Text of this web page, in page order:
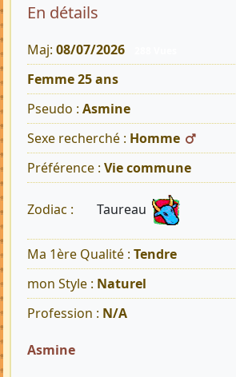
En détails
Maj: 08/07/2026
Femme 25 ans
Pseudo : Asmine
Sexe recherché : Homme
Préférence : Vie commune
Zodiac : Taureau
Ma 1ère Qualité : Tendre
mon Style : Naturel
Profession : N/A
Asmine